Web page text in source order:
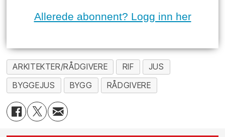
Allerede abonnent? Logg inn her
ARKITEKTER/RÅDGIVERE RIF
JUS
BYGGEJUS
BYGG RÅDGIVERE